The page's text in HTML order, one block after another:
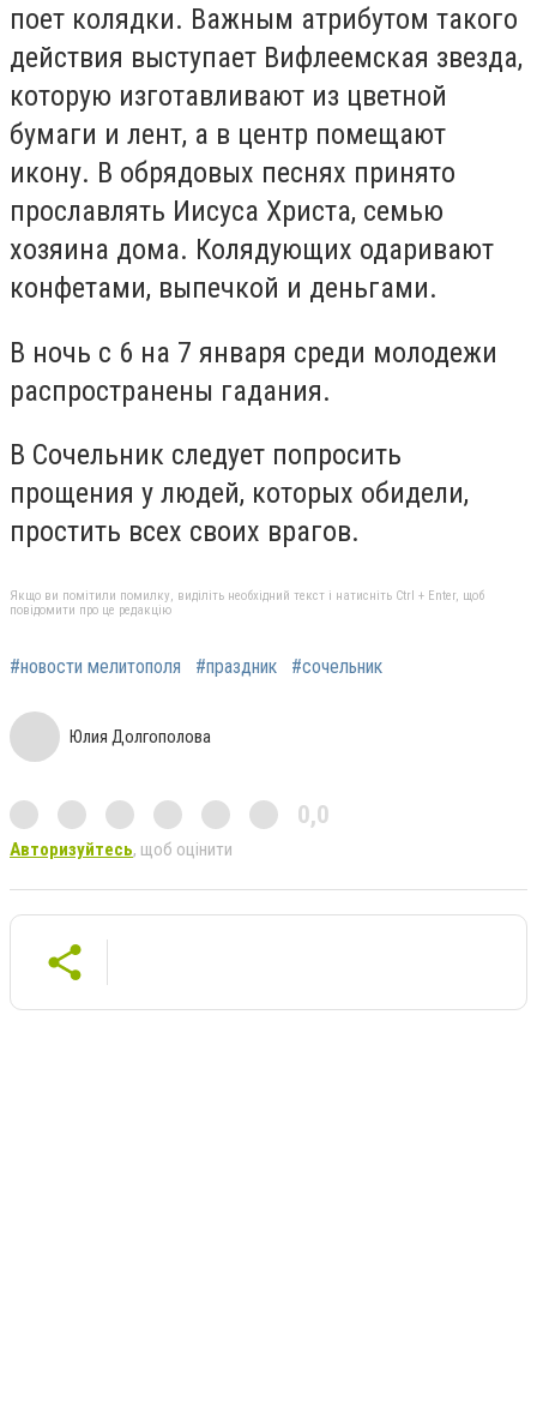
поет колядки. Важным атрибутом такого
действия выступает Вифлеемская звезда,
которую изготавливают из цветной
бумаги и лент, а в центр помещают
икону. В обрядовых песнях принято
прославлять Иисуса Христа, семью
хозяина дома. Колядующих одаривают
конфетами, выпечкой и деньгами.
В ночь с 6 на 7 января среди молодежи
распространены гадания.
В Сочельник следует попросить
прощения у людей, которых обидели,
простить всех своих врагов.
Якщо ви помітили помилку, виділіть необхідний текст і натисніть Ctrl + Enter, щоб
повідомити про це редакцію
#новости мелитополя #праздник #сочельник
Юлия Долгополова
0,0
Авторизуйтесь, щоб оцінити